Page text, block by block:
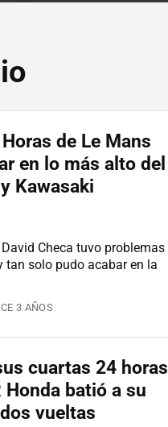
de Le Mans
en lo más alto del
Kawasaki
Checa tuvo problemas
tan solo pudo acabar en la
3 AÑOS
cuartas 24 horas
Honda batió a su
vueltas